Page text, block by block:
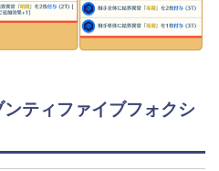
ティファイブフォクシ